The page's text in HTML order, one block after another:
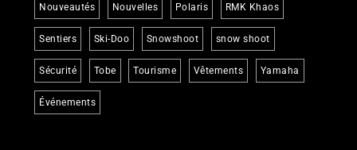
Nouveautés Nouvelles Polaris RMK Khaos
Sentiers Ski-Doo Snowshoot snow shoot
Sécurité Tobe Tourisme Vêtements Yamaha
Événements